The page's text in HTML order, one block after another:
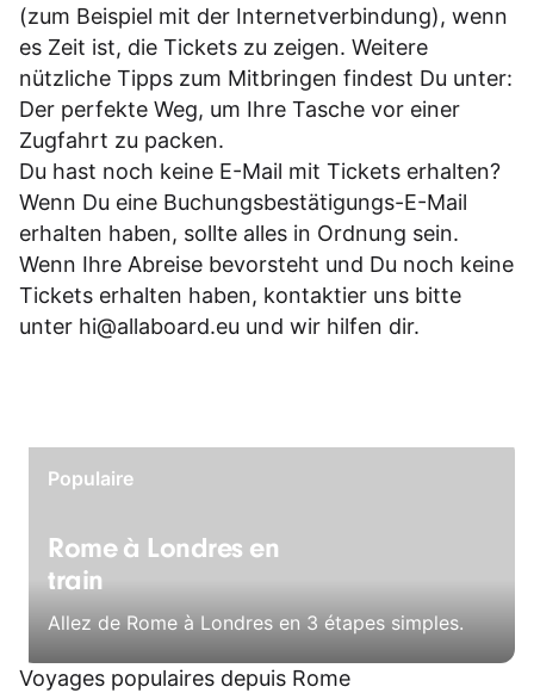
(zum Beispiel mit der Internetverbindung), wenn
es Zeit ist, die Tickets zu zeigen. Weitere
nützliche Tipps zum Mitbringen findest Du unter:
Der perfekte Weg, um Ihre Tasche vor einer
Zugfahrt zu packen.
Du hast noch keine E-Mail mit Tickets erhalten?
Wenn Du eine Buchungsbestätigungs-E-Mail
erhalten haben, sollte alles in Ordnung sein.
Wenn Ihre Abreise bevorsteht und Du noch keine
Tickets erhalten haben, kontaktier uns bitte
unter hi@allaboard.eu und wir hilfen dir.
Populaire
Rome à Londres en
train
Allez de Rome à Londres en 3 étapes simples.
Voyages populaires depuis Rome